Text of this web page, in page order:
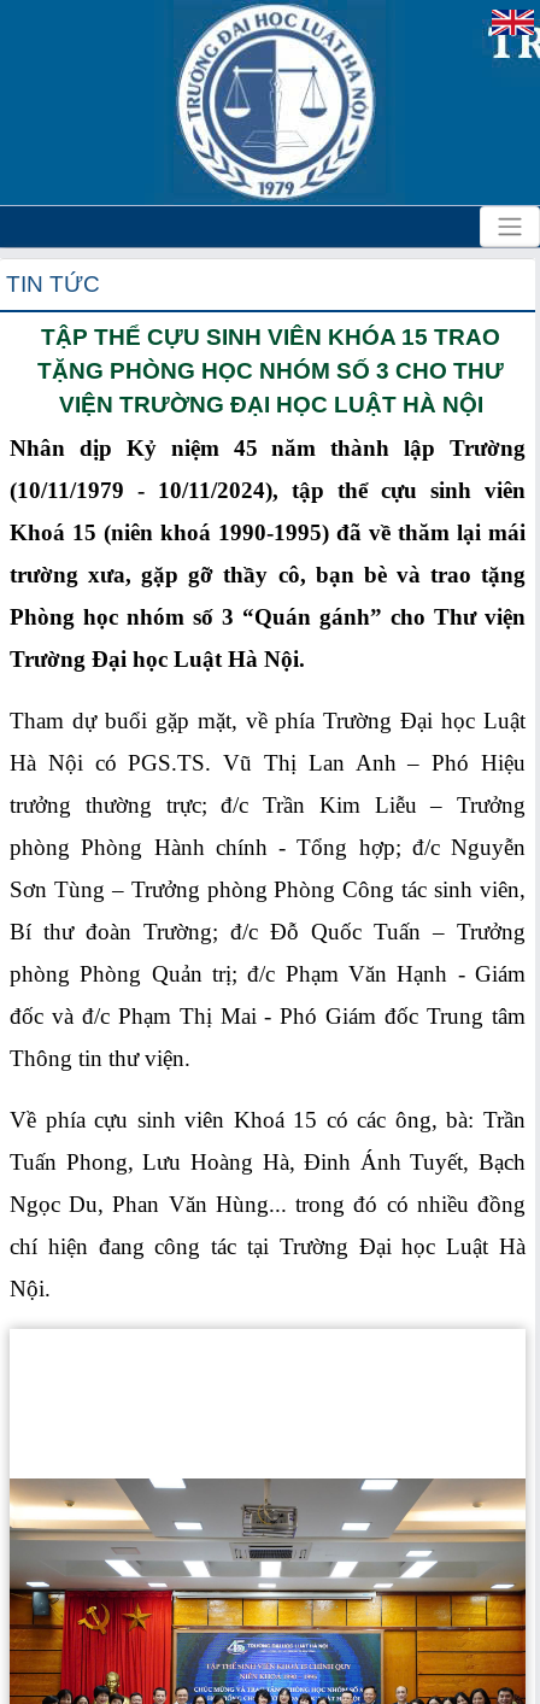
TIN TỨC
TẬP THỂ CỰU SINH VIÊN KHÓA 15 TRAO
TẶNG PHÒNG HỌC NHÓM SỐ 3 CHO THƯ
VIỆN TRƯỜNG ĐẠI HỌC LUẬT HÀ NỘI
Nhân dịp Kỷ niệm 45 năm thành lập Trường
(10/11/1979 - 10/11/2024), tập thể cựu sinh viên
Khoá 15 (niên khoá 1990-1995) đã về thăm lại mái
trường xưa, gặp gỡ thầy cô, bạn bè và trao tặng
Phòng học nhóm số 3 “Quán gánh” cho Thư viện
Trường Đại học Luật Hà Nội.
Tham dự buổi gặp mặt, về phía Trường Đại học Luật
Hà Nội có PGS.TS. Vũ Thị Lan Anh – Phó Hiệu
trưởng thường trực; đ/c Trần Kim Liễu – Trưởng
phòng Phòng Hành chính - Tổng hợp; đ/c Nguyễn
Sơn Tùng – Trưởng phòng Phòng Công tác sinh viên,
Bí thư đoàn Trường; đ/c Đỗ Quốc Tuấn – Trưởng
phòng Phòng Quản trị; đ/c Phạm Văn Hạnh - Giám
đốc và đ/c Phạm Thị Mai - Phó Giám đốc Trung tâm
Thông tin thư viện.
Về phía cựu sinh viên Khoá 15 có các ông, bà: Trần
Tuấn Phong, Lưu Hoàng Hà, Đinh Ánh Tuyết, Bạch
Ngọc Du, Phan Văn Hùng... trong đó có nhiều đồng
chí hiện đang công tác tại Trường Đại học Luật Hà
Nội.